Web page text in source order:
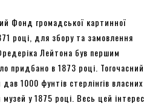
Фонд громадської картинної
році, для збору та замовлення
Лейтона був першим
придбано в 1873 році. Тогочасний
1000 фунтів стерлінгів власних
у 1875 році. Весь цей інтерес